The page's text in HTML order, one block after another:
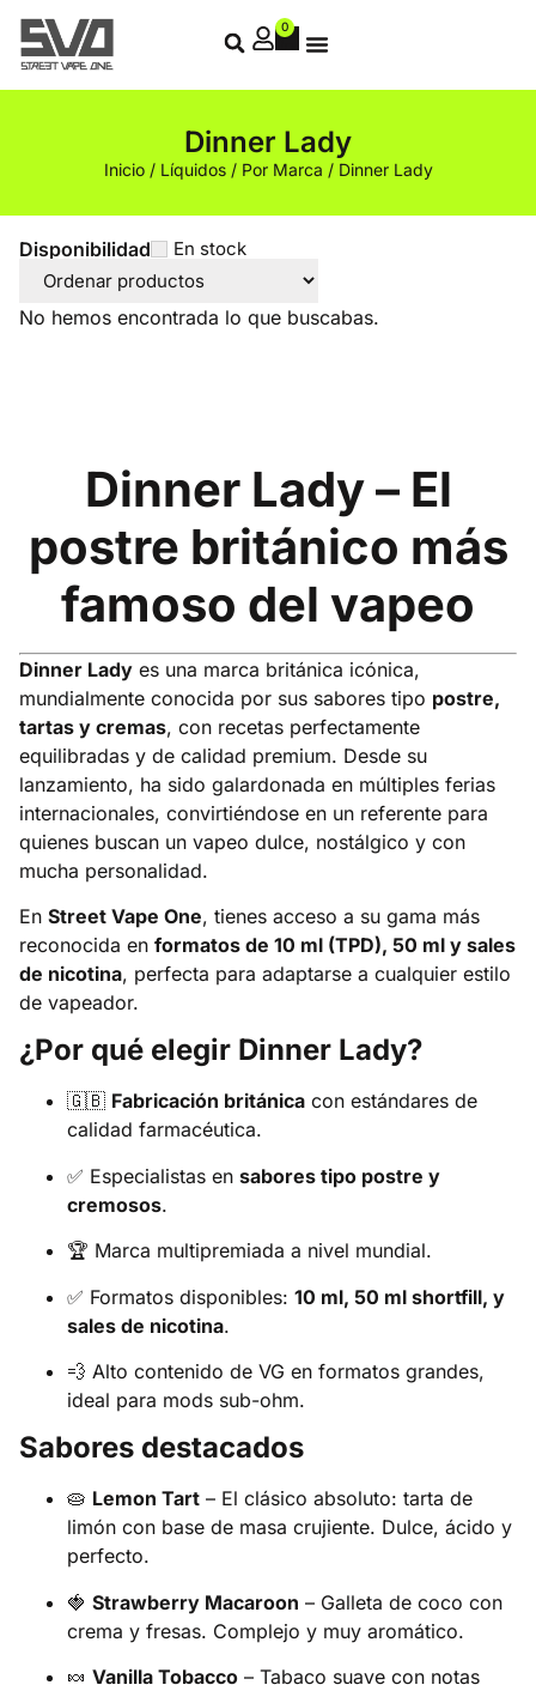
0
Dinner Lady
Inicio/ Líquidos/ Por Marca / Dinner Lady
Disponibilidad En stock
No hemos encontrada lo que buscabas.
Dinner Lady – El
postre británico más
famoso del vapeo
Dinner Lady es una marca británica icónica,
mundialmente conocida por sus sabores tipo postre,
tartas y cremas, con recetas perfectamente
equilibradas y de calidad premium. Desde su
lanzamiento, ha sido galardonada en múltiples ferias
internacionales, convirtiéndose en un referente para
quienes buscan un vapeo dulce, nostálgico y con
mucha personalidad.
En Street Vape One, tienes acceso a su gama más
reconocida en formatos de 10 ml (TPD), 50 ml y sales
de nicotina, perfecta para adaptarse a cualquier estilo
de vapeador.
¿Por qué elegir Dinner Lady?
🇬🇧 Fabricación británica con estándares de
calidad farmacéutica.
✅ Especialistas en sabores tipo postre y
cremosos.
🏆 Marca multipremiada a nivel mundial.
✅ Formatos disponibles: 10 ml, 50 ml shortfill, y
sales de nicotina.
💨 Alto contenido de VG en formatos grandes,
ideal para mods sub-ohm.
Sabores destacados
🥧 Lemon Tart – El clásico absoluto: tarta de
limón con base de masa crujiente. Dulce, ácido y
perfecto.
🍓 Strawberry Macaroon – Galleta de coco con
crema y fresas. Complejo y muy aromático.
🍬 Vanilla Tobacco – Tabaco suave con notas